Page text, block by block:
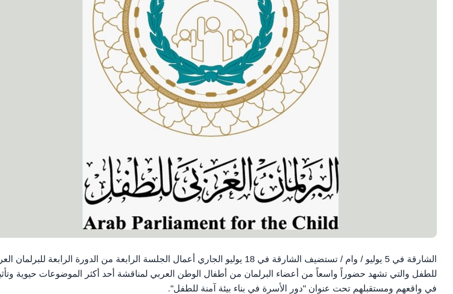
الشارقة في 5 يوليو / وام / تستضيف الشارقة في 18 يوليو الجاري أعمال الجلسة الرابعة من الدورة الرابعة للبرلمان
للطفل والتي تشهد حضوراً واسعاً من أعضاء البرلمان من أطفال الوطن العربي لمناقشة أحد أكثر الموضوعات حيوية
في واقعهم ومستقبلهم تحت عنوان "دور الأسرة في بناء بيئة آمنة للطفل".